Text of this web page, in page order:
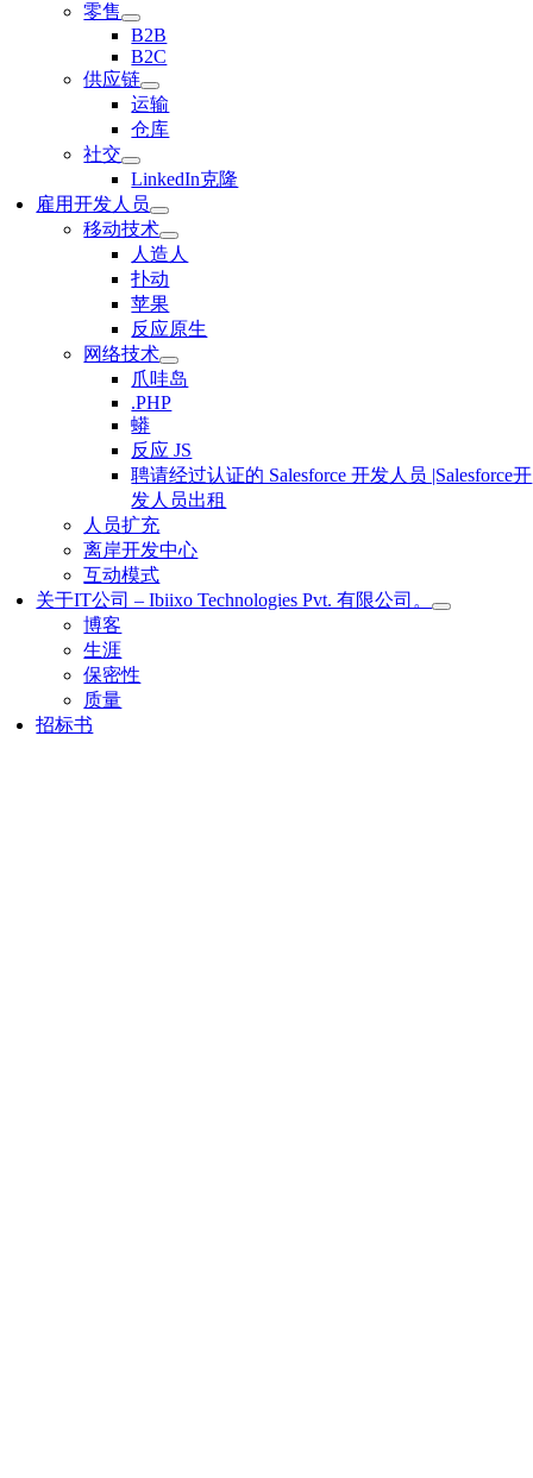
零售
B2B
B2C
供应链
运输
仓库
社交
LinkedIn克隆
雇用开发人员
移动技术
人造人
扑动
苹果
反应原生
网络技术
爪哇岛
.PHP
蟒
反应 JS
聘请经过认证的 Salesforce 开发人员 |Salesforce开
发人员出租
人员扩充
离岸开发中心
互动模式
关于IT公司 – Ibiixo Technologies Pvt. 有限公司。
博客
生涯
保密性
质量
招标书